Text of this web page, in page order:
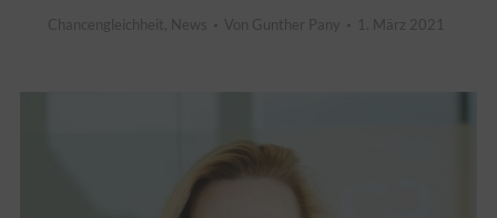
Chancengleichheit, News Von Gunther Pany 1. März 2021